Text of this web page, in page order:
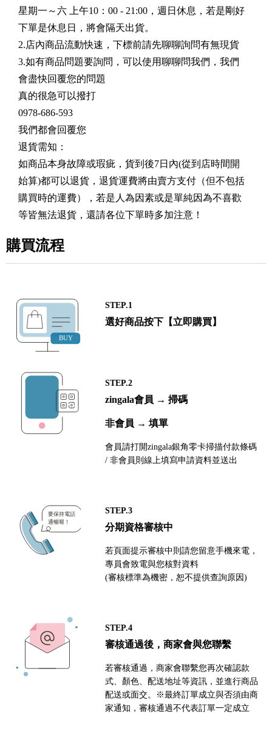
星期一～六 上午10：00 - 21:00，週日休息，若是剛好
下單是休息日，將會隔天出貨。
2.店內商品流動快速，下標前請先聊聊詢問有無現貨
3.如有商品問題要詢問，可以使用聊聊問我們，我們
會盡快回覆您的問題
真的很急可以撥打
0978-686-593
我們都會回覆您
退貨需知：
如商品本身故障或瑕疵，貨到後7日內(從到店時間開
始算)都可以退貨，退貨運費將由賣方支付（但不包括
購買時的運費），若是人為因素或是單純因為不喜歡
等皆無法退貨，還請各位下單時多加注意！
購買流程
STEP.1
選好商品按下【立即購買】
STEP.2
zingala會員 → 掃碼
非會員 → 填單
會員請打開zingala銀角零卡掃描付款條碼
/ 非會員則線上填寫申請資料並送出
STEP.3
分期資格審核中
若頁面提示審核中則請您留意手機來電，
專員會致電與您核對資料
(審核標準為機密，恕不提供查詢原因)
STEP.4
審核通過後，商家會與您聯繫
若審核通過，商家會聯繫您再次確認款
式、顏色、配送地址等資訊，並進行商品
配送或面交。※最終訂單成立與否須由商
家通知，審核通過不代表訂單一定成立